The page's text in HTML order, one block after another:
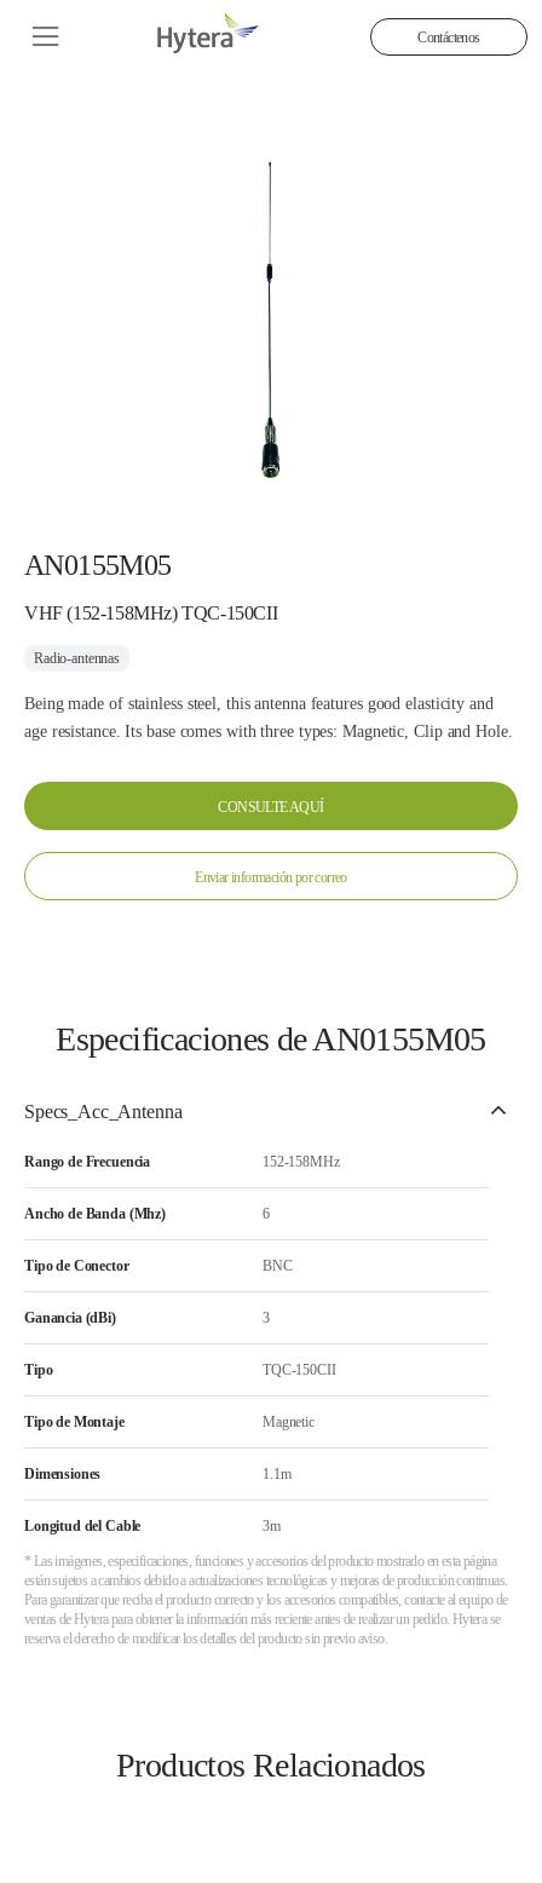
Contáctenos
AN0155M05
VHF (152-158MHz) TQC-150CII
Radio-antennas
Being made of stainless steel, this antenna features good elasticity and
age resistance. Its base comes with three types: Magnetic, Clip and Hole.
CONSULTE AQUÍ
Enviar información por correo
Especificaciones de AN0155M05
Specs_Acc_Antenna
Rango de Frecuencia 152-158MHz
Ancho de Banda (Mhz) 6
Tipo de Conector BNC
Ganancia (dBi) 3
Tipo TQC-150CII
Tipo de Montaje Magnetic
Dimensiones 1.1m
Longitud del Cable 3m
* Las imágenes, especificaciones, funciones y accesorios del producto mostrado en esta página
están sujetos a cambios debido a actualizaciones tecnológicas y mejoras de producción continuas.
Para garantizar que reciba el producto correcto y los accesorios compatibles, contacte al equipo de
ventas de Hytera para obtener la información más reciente antes de realizar un pedido. Hytera se
reserva el derecho de modificar los detalles del producto sin previo aviso.
Productos Relacionados